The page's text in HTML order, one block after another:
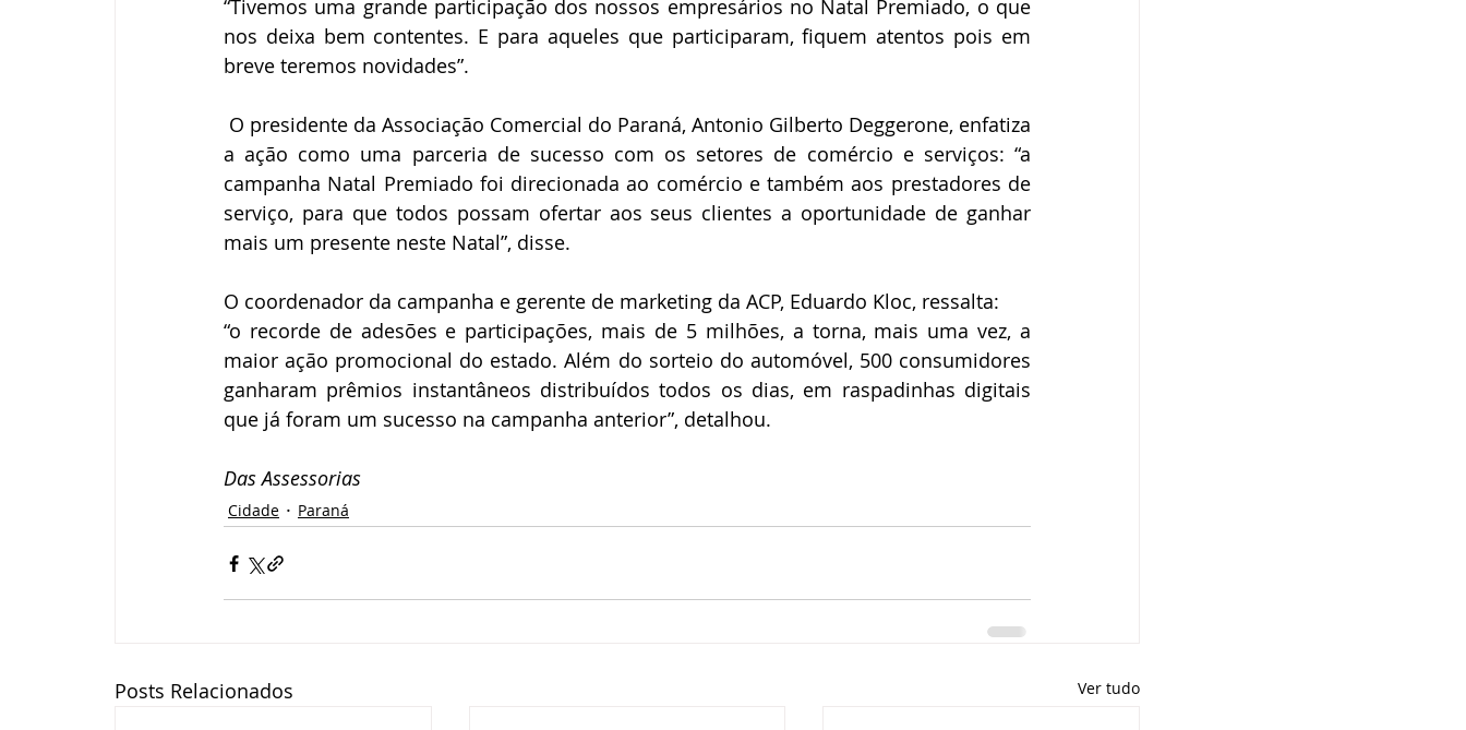
“Tivemos uma grande participação dos nossos empresários no Natal Premiado, o que
nos deixa bem contentes. E para aqueles que participaram, fiquem atentos pois em
breve teremos novidades”.
O presidente da Associação Comercial do Paraná, Antonio Gilberto Deggerone, enfatiza
a ação como uma parceria de sucesso com os setores de comércio e serviços: “a
campanha Natal Premiado foi direcionada ao comércio e também aos prestadores de
serviço, para que todos possam ofertar aos seus clientes a oportunidade de ganhar
mais um presente neste Natal”, disse.
O coordenador da campanha e gerente de marketing da ACP, Eduardo Kloc, ressalta:
“o recorde de adesões e participações, mais de 5 milhões, a torna, mais uma vez, a
maior ação promocional do estado. Além do sorteio do automóvel, 500 consumidores
ganharam prêmios instantâneos distribuídos todos os dias, em raspadinhas digitais
que já foram um sucesso na campanha anterior”, detalhou.
Das Assessorias
Cidade Paraná
Posts Relacionados Ver tudo